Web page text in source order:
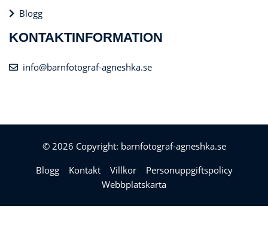
Blogg
KONTAKTINFORMATION
info@barnfotograf-agneshka.se
© 2026 Copyright: barnfotograf-agneshka.se
Blogg
Kontakt Villkor
Personuppgiftspolicy
Webbplatskarta